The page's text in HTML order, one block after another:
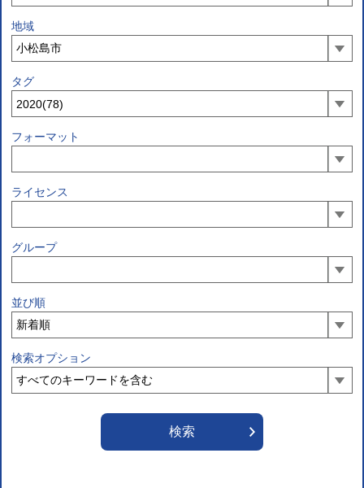
地域
タグ
フォーマット
ライセンス
グループ
並び順
検索オプション